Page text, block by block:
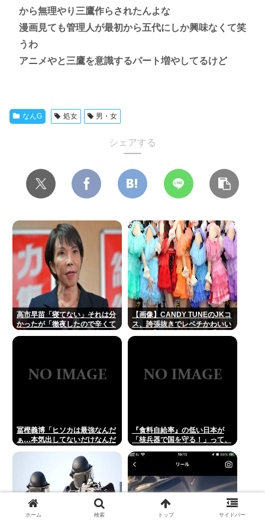
から無理やり三鷹作らされたんよな
漫画見ても管理人が最初から五代にしか興味なくて笑
うわ
アニメやと三鷹を意識するパート増やしてるけど
なんG 処女 男・女
シェアする
高市早苗「寝てない」それは分
かったが「徹夜したので辛くて
【画像】CANDY TUNEのJKコ
ス、誇張抜きでレベチかわいい
冨樫義博「ヒソカは最強なんだ
ぁ…本気出してないだけなんだ
『食料自給率』の低い日本が
「核兵器で国を守る！」って、
たら終わりじゃん
ホーム 検索 トップ サイドバー